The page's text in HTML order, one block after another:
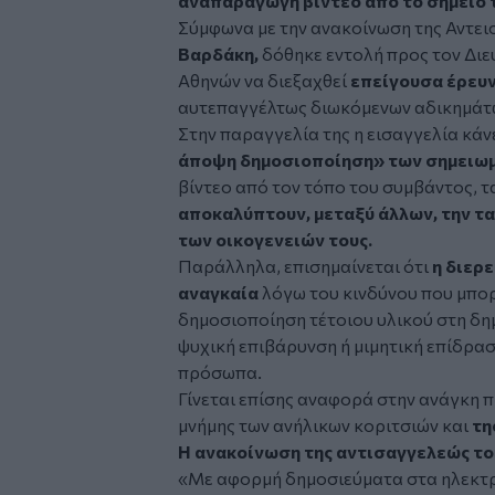
Σύμφωνα με την ανακοίνωση της
Βαρδάκη, δόθηκε εντολή προς τον
Αθηνών να διεξαχθεί επείγουσα
αυτεπαγγέλτως διωκόμενων
Στην παραγγελία της η εισαγγελία
άποψη δημοσιοποίηση» των
βίντεο από τον τόπο του συμβάντος,
αποκαλύπτουν, μεταξύ άλλων, την
των οικογενειών τους.
Παράλληλα, επισημαίνεται ότι η
αναγκαία λόγω του κινδύνου που
δημοσιοποίηση τέτοιου υλικού στη
ψυχική επιβάρυνση ή μιμητική
πρόσωπα.
Γίνεται επίσης αναφορά στην
μνήμης των ανήλικων κοριτσιών και
Η ανακοίνωση της αντισαγγελεώς
«Με αφορμή δημοσιεύματα στα